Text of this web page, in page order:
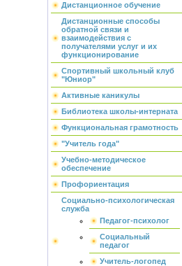
Дистанционное обучение
Дистанционные способы
обратной связи и
взаимодействия с
получателями услуг и их
функционирование
Спортивный школьный клуб
"Юниор"
Активные каникулы
Библиотека школы-интерната
Функциональная грамотность
"Учитель года"
Учебно-методическое
обеспечение
Профориентация
Социально-психологическая
служба
Педагог-психолог
Социальный
педагог
Учитель-логопед